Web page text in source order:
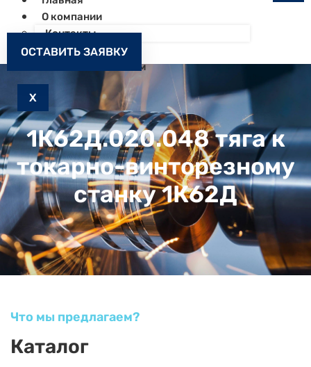
О компании
Контакты
Как заказать
Запчасти к станкам
X
ОСТАВИТЬ ЗАЯВКУ
1К62Д.020.048 тяга к
токарно-винторезному
станку 1К62Д
Что мы предлагаем?
Каталог